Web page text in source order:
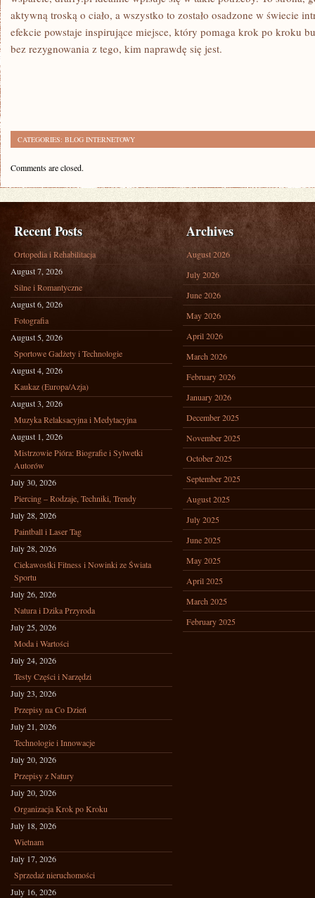
aktywną troską o ciało, a wszystko to zostało osadzone w świecie
efekcie powstaje inspirujące miejsce, który pomaga krok po kroku
bez rezygnowania z tego, kim naprawdę się jest.
CATEGORIES: BLOG INTERNETOWY
Comments are closed.
Recent Posts
Ortopedia i Rehabilitacja
August 7, 2026
Silne i Romantyczne
August 6, 2026
Fotografia
August 5, 2026
Sportowe Gadżety i Technologie
August 4, 2026
Kaukaz (Europa/Azja)
August 3, 2026
Muzyka Relaksacyjna i Medytacyjna
August 1, 2026
Mistrzowie Pióra: Biografie i Sylwetki
Autorów
July 30, 2026
Piercing – Rodzaje, Techniki, Trendy
July 28, 2026
Paintball i Laser Tag
July 28, 2026
Ciekawostki Fitness i Nowinki ze Świata
Sportu
July 26, 2026
Natura i Dzika Przyroda
July 25, 2026
Moda i Wartości
July 24, 2026
Testy Części i Narzędzi
July 23, 2026
Przepisy na Co Dzień
July 21, 2026
Technologie i Innowacje
July 20, 2026
Przepisy z Natury
July 20, 2026
Organizacja Krok po Kroku
July 18, 2026
Wietnam
July 17, 2026
Sprzedaż nieruchomości
July 16, 2026
Archives
August 2026
July 2026
June 2026
May 2026
April 2026
March 2026
February 2026
January 2026
December 2025
November 2025
October 2025
September 2025
August 2025
July 2025
June 2025
May 2025
April 2025
March 2025
February 2025